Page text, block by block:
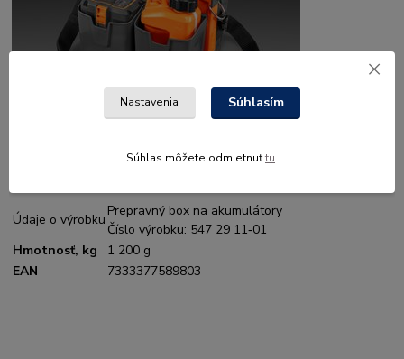
Rukoväť boxu na akumulátory má integrované držiaky na pilníky
Údaje o výrobku
Prepravný box na akumulátory
Číslo výrobku: 547 29 11‑01
Hmotnosť, kg
1 200 g
EAN
7333377589803
Nastavenia Súhlasím
Súhlas môžete odmietnuťtu.